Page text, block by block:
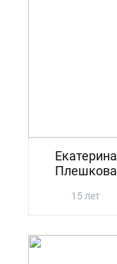
Екатерина
Плешкова
15 лет